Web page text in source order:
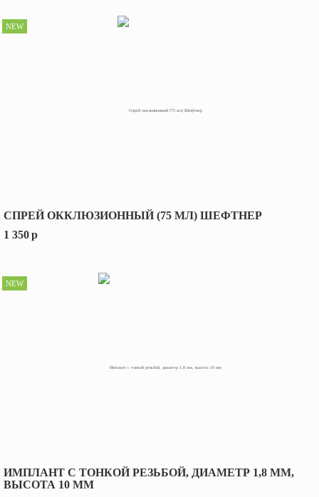
СПРЕЙ ОККЛЮЗИОННЫЙ (75 МЛ) ШЕФТНЕР
1 350p
NEW
ИМПЛАНТ С ТОНКОЙ РЕЗЬБОЙ, ДИАМЕТР 1,8 ММ,
ВЫСОТА 10 ММ
NEW